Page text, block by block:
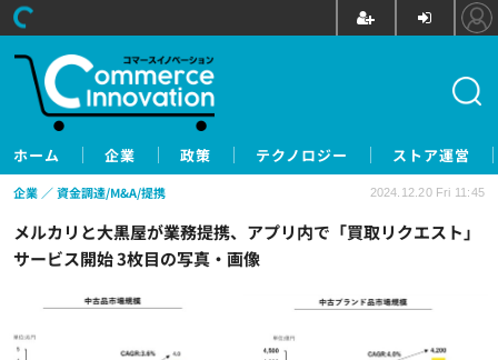
ホーム 企業 政策 テクノロジー ストア運営
メルカリと大黒屋が業務提携、アプリ内で「買取リクエスト」
サービス開始 3枚目の写真・画像
企業 資金調達/M&A/提携 2024.12.20 Fri 11:45